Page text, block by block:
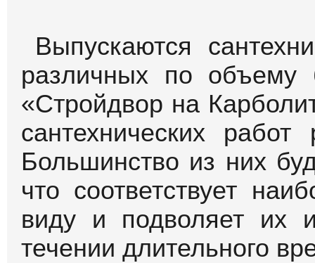
Выпускаются
различных по объему
«Стройдвор на
сантехнических работ
Большинство из них
что соответствует
виду и подволяет их
течении длительного